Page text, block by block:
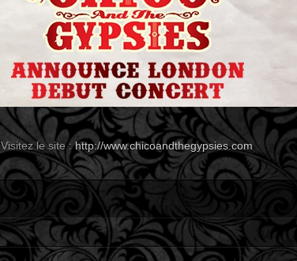
Visitez le site :http://www.chicoandthegypsies.com